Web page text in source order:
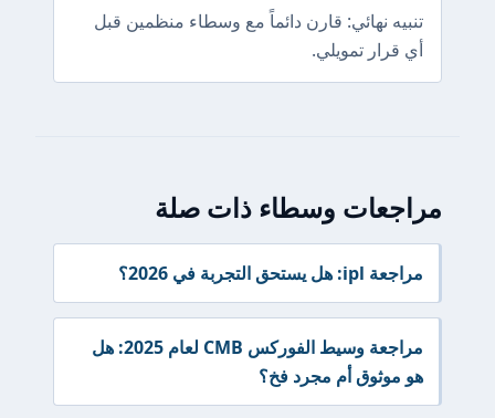
تنبيه نهائي: قارن دائماً مع وسطاء منظمين قبل
أي قرار تمويلي.
مراجعات وسطاء ذات صلة
مراجعة ipl: هل يستحق التجربة في 2026؟
مراجعة وسيط الفوركس CMB لعام 2025: هل
هو موثوق أم مجرد فخ؟